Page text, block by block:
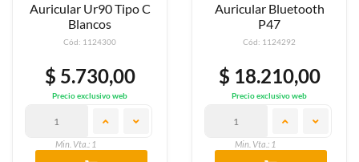
Auricular Ur90 Tipo C
Blancos
Cód: 1124300
$ 5.730,00
Precio exclusivo web
Min. Vta.: 1
Auricular Bluetooth
P47
Cód: 1124292
$ 18.210,00
Precio exclusivo web
Min. Vta.: 1